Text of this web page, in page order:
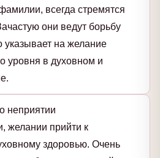
всегда стремятся
они ведут борьбу
указывает на желание
уровня в духовном и
неприятии
желании прийти к
здоровью. Очень